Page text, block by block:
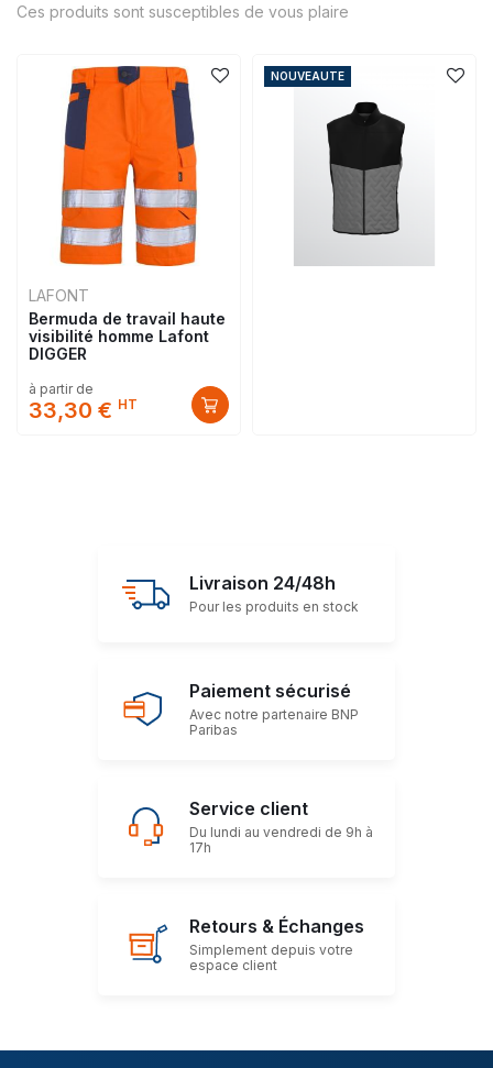
Ces produits sont susceptibles de vous plaire
LAFONT
Bermuda de travail haute
visibilité homme Lafont
DIGGER
à partir de
33,30 € HT
NOUVEAUTE
Livraison 24/48h
Pour les produits en stock
Paiement sécurisé
Avec notre partenaire BNP
Paribas
Service client
Du lundi au vendredi de 9h à
17h
Retours & Échanges
Simplement depuis votre
espace client